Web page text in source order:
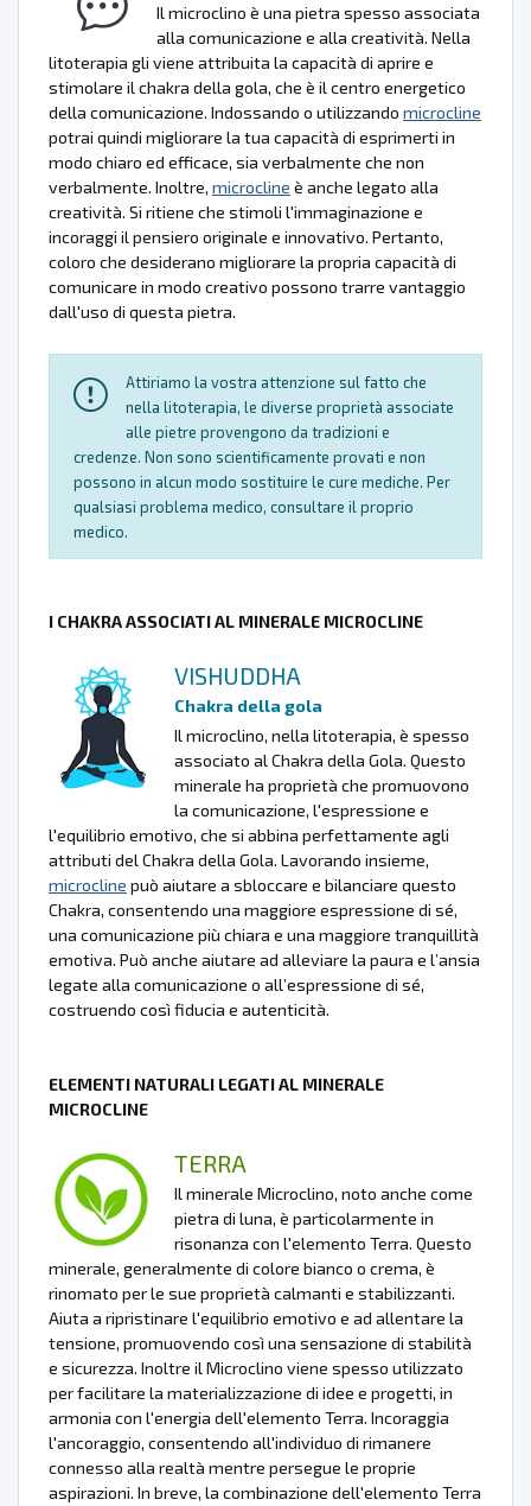
Il microclino è una pietra spesso associata
alla comunicazione e alla creatività. Nella
litoterapia gli viene attribuita la capacità di aprire e
stimolare il chakra della gola, che è il centro energetico
della comunicazione. Indossando o utilizzando microcline
potrai quindi migliorare la tua capacità di esprimerti in
modo chiaro ed efficace, sia verbalmente che non
verbalmente. Inoltre, microcline è anche legato alla
creatività. Si ritiene che stimoli l'immaginazione e
incoraggi il pensiero originale e innovativo. Pertanto,
coloro che desiderano migliorare la propria capacità di
comunicare in modo creativo possono trarre vantaggio
dall'uso di questa pietra.
Attiriamo la vostra attenzione sul fatto che
nella litoterapia, le diverse proprietà associate
alle pietre provengono da tradizioni e
credenze. Non sono scientificamente provati e non
possono in alcun modo sostituire le cure mediche. Per
qualsiasi problema medico, consultare il proprio
medico.
I CHAKRA ASSOCIATI AL MINERALE MICROCLINE
VISHUDDHA
Chakra della gola
Il microclino, nella litoterapia, è spesso
associato al Chakra della Gola. Questo
minerale ha proprietà che promuovono
la comunicazione, l'espressione e
l'equilibrio emotivo, che si abbina perfettamente agli
attributi del Chakra della Gola. Lavorando insieme,
microcline può aiutare a sbloccare e bilanciare questo
Chakra, consentendo una maggiore espressione di sé,
una comunicazione più chiara e una maggiore tranquillità
emotiva. Può anche aiutare ad alleviare la paura e l’ansia
legate alla comunicazione o all’espressione di sé,
costruendo così fiducia e autenticità.
ELEMENTI NATURALI LEGATI AL MINERALE
MICROCLINE
TERRA
Il minerale Microclino, noto anche come
pietra di luna, è particolarmente in
risonanza con l'elemento Terra. Questo
minerale, generalmente di colore bianco o crema, è
rinomato per le sue proprietà calmanti e stabilizzanti.
Aiuta a ripristinare l'equilibrio emotivo e ad allentare la
tensione, promuovendo così una sensazione di stabilità
e sicurezza. Inoltre il Microclino viene spesso utilizzato
per facilitare la materializzazione di idee e progetti, in
armonia con l'energia dell'elemento Terra. Incoraggia
l'ancoraggio, consentendo all'individuo di rimanere
connesso alla realtà mentre persegue le proprie
aspirazioni. In breve, la combinazione dell'elemento Terra